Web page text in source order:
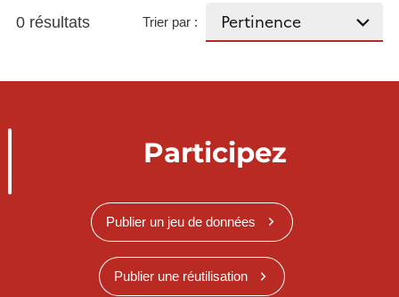
0 résultats Trier par :
Participez
Publier un jeu de données
Publier une réutilisation